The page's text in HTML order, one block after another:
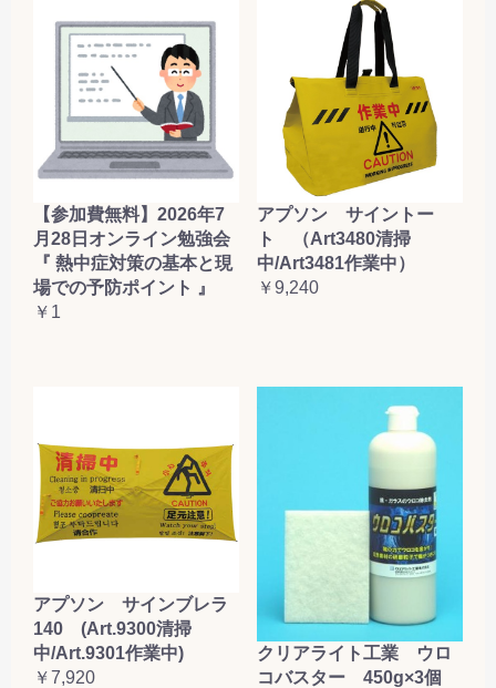
【参加費無料】2026年7
月28日オンライン勉強会
『 熱中症対策の基本と現
場での予防ポイント 』
￥1
アプソン サイントー
ト （Art3480清掃
中/Art3481作業中）
￥9,240
アプソン サインブレラ
140 (Art.9300清掃
中/Art.9301作業中)
￥7,920
クリアライト工業 ウロ
コバスター 450g×3個